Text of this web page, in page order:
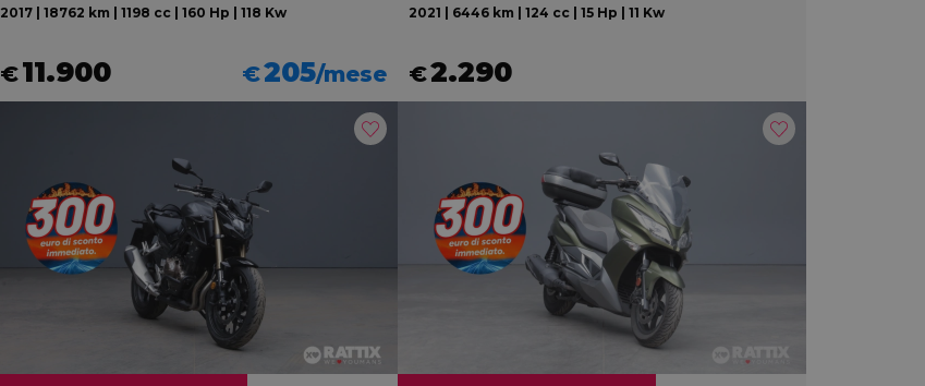
2017 | 18762 km | 1198 cc | 160 Hp | 118 Kw
€11.900 €205/mese
2021 | 6446 km | 124 cc | 15 Hp | 11 Kw
€2.290